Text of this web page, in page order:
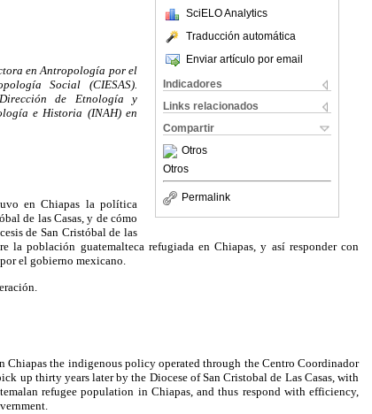
SciELO Analytics
Traducción automática
Enviar artículo por email
Indicadores
Links relacionados
Compartir
Otros
Otros
Permalink
en Antropología por el
Social (CIESAS).
de Etnología y
e Historia (INAH) en
en Chiapas la política
de las Casas, y de cómo
de San Cristóbal de las
la población guatemalteca refugiada en Chiapas, y así responder con
el gobierno mexicano.
the indigenous policy operated through the Centro Coordinador
up thirty years later by the Diocese of San Cristobal de Las Casas, with
refugee population in Chiapas, and thus respond with efficiency,